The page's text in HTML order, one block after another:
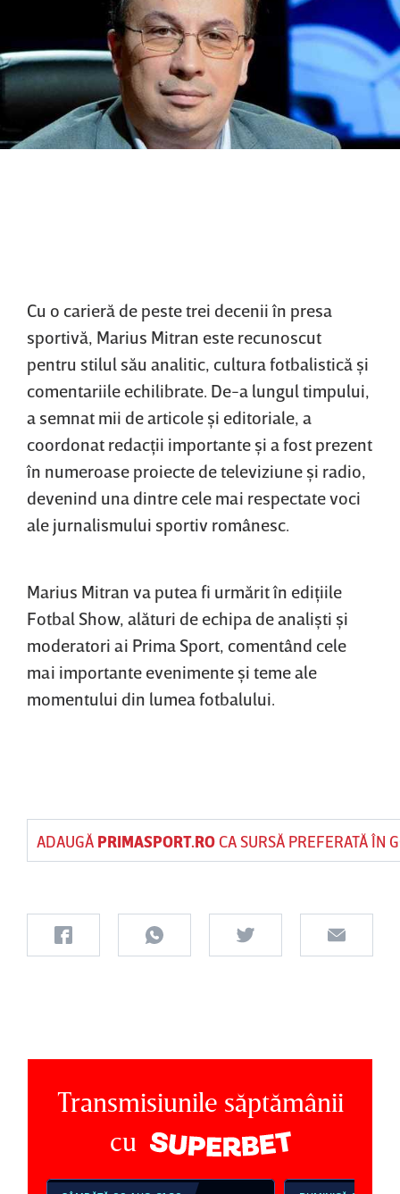
Cu o carieră de peste trei decenii în presa
sportivă, Marius Mitran este recunoscut
pentru stilul său analitic, cultura fotbalistică şi
comentariile echilibrate. De-a lungul timpului,
a semnat mii de articole şi editoriale, a
coordonat redacţii importante şi a fost prezent
în numeroase proiecte de televiziune şi radio,
devenind una dintre cele mai respectate voci
ale jurnalismului sportiv românesc.
Marius Mitran va putea fi urmărit în ediţiile
Fotbal Show, alături de echipa de analişti şi
moderatori ai Prima Sport, comentând cele
mai importante evenimente şi teme ale
momentului din lumea fotbalului.
ADAUGĂ PRIMASPORT.ROCA SURSĂ PREFERATĂ ÎN
Transmisiunile săptămânii
cu